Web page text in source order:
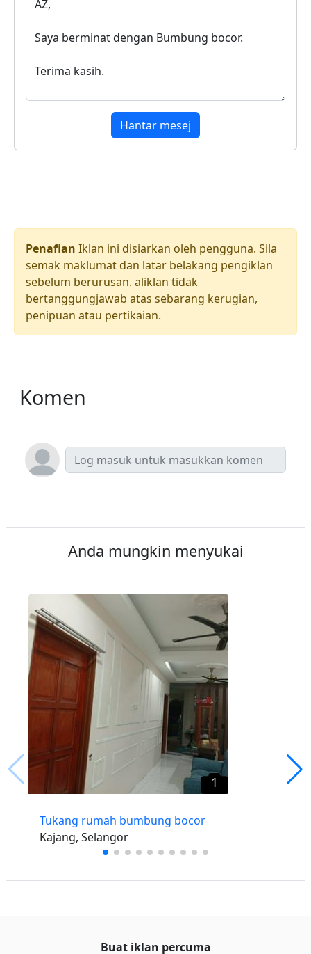
Hantar mesej
Penafian Iklan ini disiarkan oleh pengguna. Sila
semak maklumat dan latar belakang pengiklan
sebelum berurusan. aliklan tidak
bertanggungjawab atas sebarang kerugian,
penipuan atau pertikaian.
Komen
Anda mungkin menyukai
1
Tukang rumah bumbung bocor
Kajang, Selangor
Buat iklan percuma